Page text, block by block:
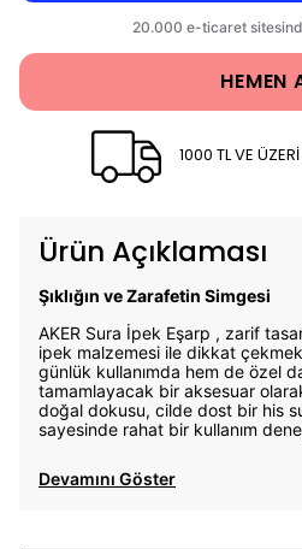
HEMEN
1000 TL VE
Ürün Açıklaması
Şıklığın ve Zarafetin Simgesi
AKER Sura İpek Eşarp , zarif
ipek malzemesi ile dikkat
günlük kullanımda hem de özel
tamamlayacak bir aksesuar
doğal dokusu, cilde dost bir his
sayesinde rahat bir kullanım
Devamını Göster